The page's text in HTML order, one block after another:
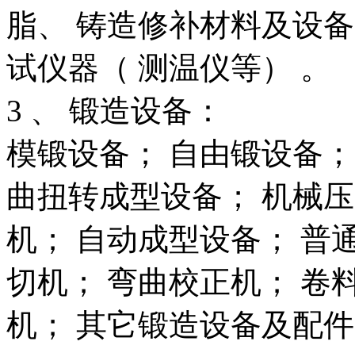
脂、 铸造修补材料及设
试仪器（ 测温仪等） 。
3 、 锻造设备：
模锻设备； 自由锻设备
曲扭转成型设备； 机械
机； 自动成型设备； 普
切机； 弯曲校正机； 卷
机； 其它锻造设备及配